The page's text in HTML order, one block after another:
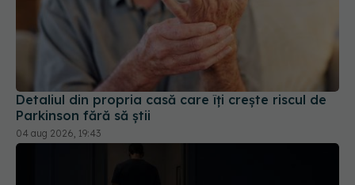
Detaliul din propria casă care îți crește riscul de
Parkinson fără să știi
04 aug 2026, 19:43